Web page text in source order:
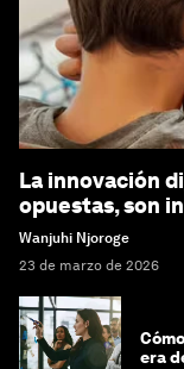
La innovación
opuestas, son
Wanjuhi Njoroge
23 de marzo de 2026
era